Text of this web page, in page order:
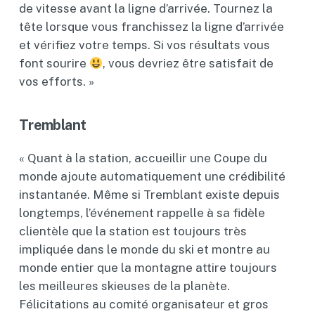
de vitesse avant la ligne d’arrivée. Tournez la
tête lorsque vous franchissez la ligne d’arrivée
et vérifiez votre temps. Si vos résultats vous
font sourire
, vous devriez être satisfait de
vos efforts. »
Tremblant
« Quant à la station, accueillir une Coupe du
monde ajoute automatiquement une crédibilité
instantanée. Même si Tremblant existe depuis
longtemps, l’événement rappelle à sa fidèle
clientèle que la station est toujours très
impliquée dans le monde du ski et montre au
monde entier que la montagne attire toujours
les meilleures skieuses de la planète.
Félicitations au comité organisateur et gros